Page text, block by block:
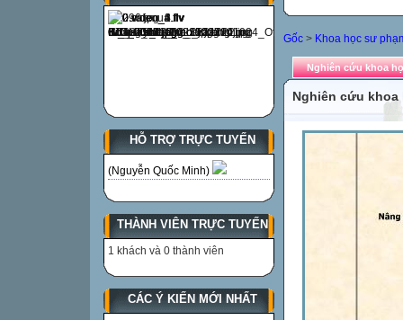
HỖ TRỢ TRỰC TUYẾN
(Nguyễn Quốc Minh)
THÀNH VIÊN TRỰC TUYẾN
1 khách và 0 thành viên
CÁC Ý KIẾN MỚI NHẤT
Gốc > Khoa học sư
Nghiên cứu khoa
Nghiên cứu